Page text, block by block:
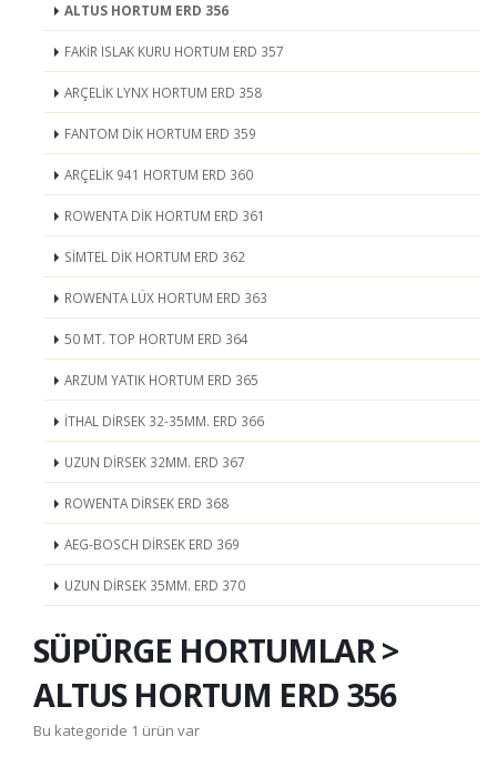
ALTUS HORTUM ERD 356
FAKİR ISLAK KURU HORTUM ERD 357
ARÇELİK LYNX HORTUM ERD 358
FANTOM DİK HORTUM ERD 359
ARÇELİK 941 HORTUM ERD 360
ROWENTA DİK HORTUM ERD 361
SİMTEL DİK HORTUM ERD 362
ROWENTA LÜX HORTUM ERD 363
50 MT. TOP HORTUM ERD 364
ARZUM YATIK HORTUM ERD 365
İTHAL DİRSEK 32-35MM. ERD 366
UZUN DİRSEK 32MM. ERD 367
ROWENTA DİRSEK ERD 368
AEG-BOSCH DİRSEK ERD 369
UZUN DİRSEK 35MM. ERD 370
SÜPÜRGE HORTUMLAR >
ALTUS HORTUM ERD 356
Bu kategoride 1 ürün var